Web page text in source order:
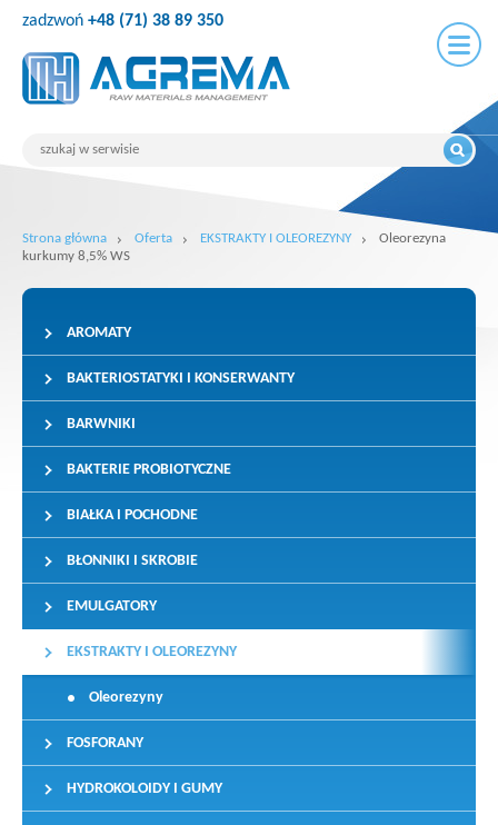
zadzwoń +48 (71) 38 89 350
Strona główna Oferta EKSTRAKTY I OLEOREZYNY
Oleorezyna
kurkumy 8,5% WS
AROMATY
BAKTERIOSTATYKI I KONSERWANTY
BARWNIKI
BAKTERIE PROBIOTYCZNE
BIAŁKA I POCHODNE
BŁONNIKI I SKROBIE
EMULGATORY
EKSTRAKTY I OLEOREZYNY
Oleorezyny
FOSFORANY
HYDROKOLOIDY I GUMY